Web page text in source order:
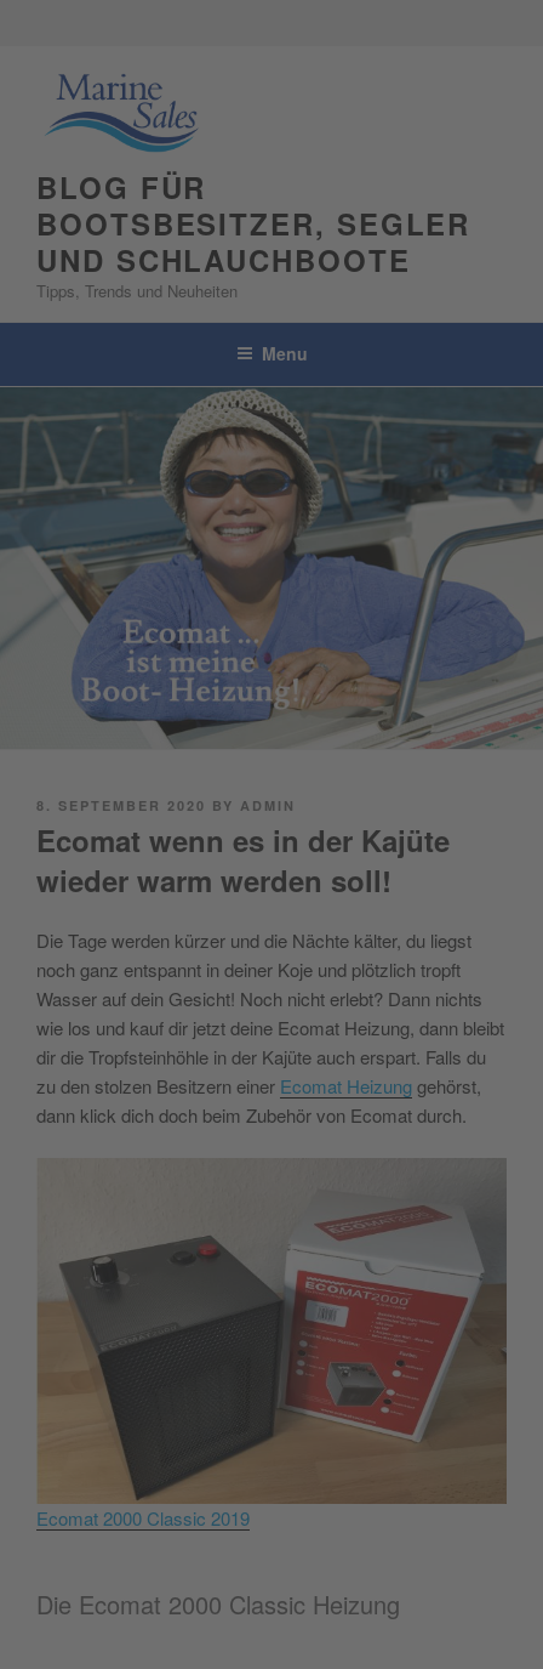
BLOG FÜR
BOOTSBESITZER, SEGLER
UND SCHLAUCHBOOTE
Tipps, Trends und Neuheiten
Menu
POSTED
ON
8. SEPTEMBER 2020 BY ADMIN
Ecomat wenn es in der Kajüte
wieder warm werden soll!
Die Tage werden kürzer und die Nächte kälter, du liegst
noch ganz entspannt in deiner Koje und plötzlich tropft
Wasser auf dein Gesicht! Noch nicht erlebt? Dann nichts
wie los und kauf dir jetzt deine Ecomat Heizung, dann bleibt
dir die Tropfsteinhöhle in der Kajüte auch erspart. Falls du
zu den stolzen Besitzern einer Ecomat Heizunggehörst,
dann klick dich doch beim Zubehör von Ecomat durch.
Ecomat 2000 Classic 2019
Die Ecomat 2000 Classic Heizung